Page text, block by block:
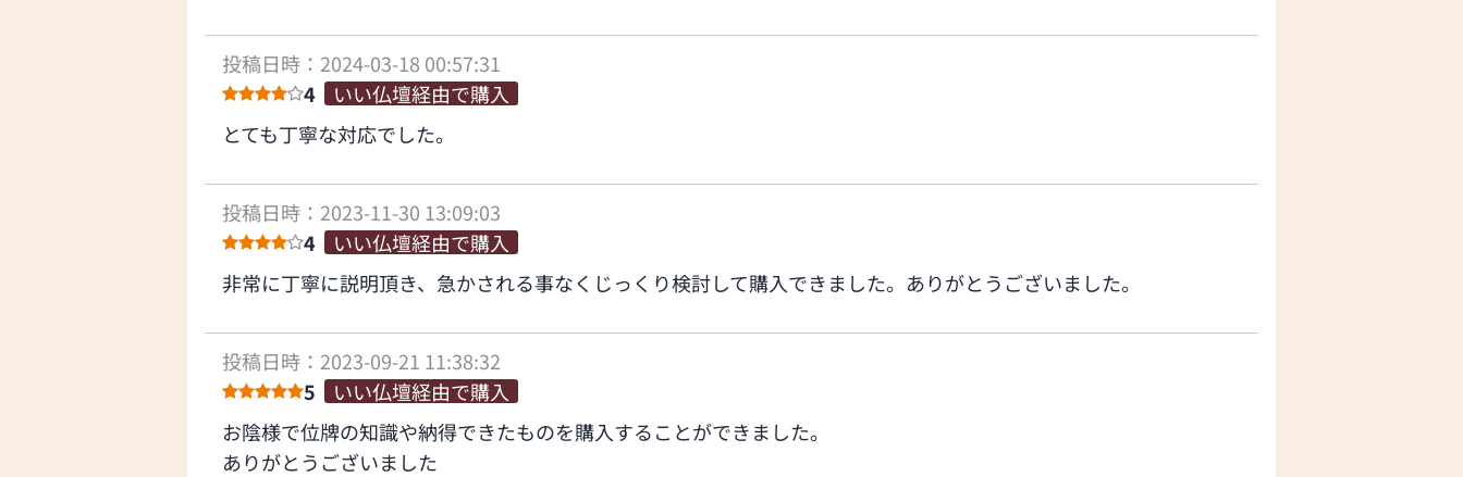
投稿日時：2024-03-18 00:57:31
4
いい仏壇経由で購入
とても丁寧な対応でした。
投稿日時：2023-11-30 13:09:03
4
いい仏壇経由で購入
非常に丁寧に説明頂き、急かされる事なくじっくり検討して購入できました。ありがとうございました。
投稿日時：2023-09-21 11:38:32
5
いい仏壇経由で購入
お陰様で位牌の知識や納得できたものを購入することができました。
ありがとうございました